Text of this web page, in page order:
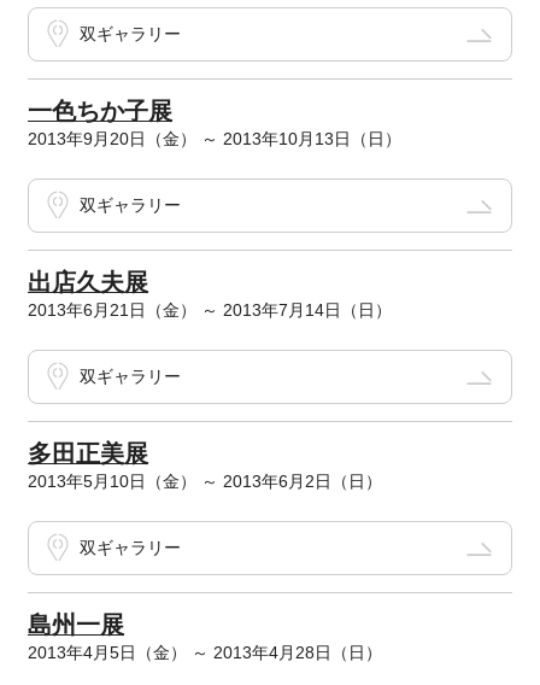
双ギャラリー
一色ちか子展
2013年9月20日（金） ～ 2013年10月13日（日）
双ギャラリー
出店久夫展
2013年6月21日（金） ～ 2013年7月14日（日）
双ギャラリー
多田正美展
2013年5月10日（金） ～ 2013年6月2日（日）
双ギャラリー
島州一展
2013年4月5日（金） ～ 2013年4月28日（日）